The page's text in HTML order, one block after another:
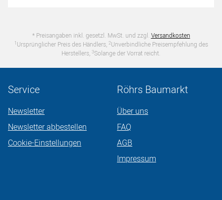
* Preisangaben inkl. gesetzl. MwSt. und zzgl. Versandkosten
1 Ursprünglicher Preis des Händlers, 2Unverbindliche Preisempfehlung des
Herstellers, 3Solange der Vorrat reicht.
Service
Newsletter
Newsletter abbestellen
Cookie-Einstellungen
Röhrs Baumarkt
Über uns
FAQ
AGB
Impressum